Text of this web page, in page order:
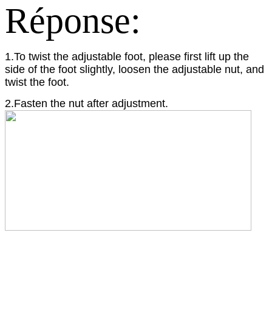
Réponse:
1.To twist the adjustable foot, please first lift up the
side of the foot slightly, loosen the adjustable nut, and
twist the foot.
2.Fasten the nut after adjustment.